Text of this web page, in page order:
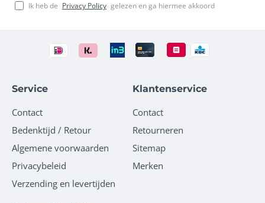
Ik heb de Privacy Policy gelezen en ga hiermee akkoord
Service
Contact
Bedenktijd / Retour
Algemene voorwaarden
Privacybeleid
Verzending en levertijden
Klantenservice
Contact
Retourneren
Sitemap
Merken